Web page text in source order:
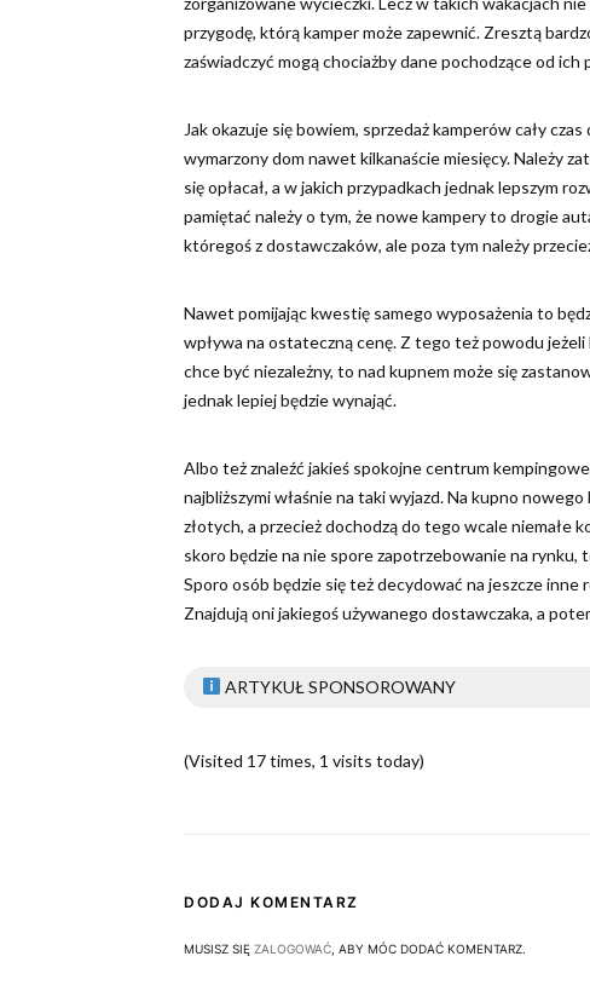
przygodę, którą kamper może zapewnić. Zresztą
zaświadczyć mogą chociażby dane pochodzące od
Jak okazuje się bowiem, sprzedaż kamperów cały
wymarzony dom nawet kilkanaście miesięcy. Należy
się opłacał, a w jakich przypadkach jednak lepszym
pamiętać należy o tym, że nowe kampery to drogie
któregoś z dostawczaków, ale poza tym należy
Nawet pomijając kwestię samego wyposażenia to
wpływa na ostateczną cenę. Z tego też powodu
chce być niezależny, to nad kupnem może się
jednak lepiej będzie wynająć.
Albo też znaleźć jakieś spokojne centrum
najbliższymi właśnie na taki wyjazd. Na kupno
złotych, a przecież dochodzą do tego wcale niemałe
skoro będzie na nie spore zapotrzebowanie na rynku,
Sporo osób będzie się też decydować na jeszcze inne
Znajdują oni jakiegoś używanego dostawczaka, a
ARTYKUŁ SPONSOROWANY
(Visited 17 times, 1 visits today)
DODAJ KOMENTARZ
MUSISZ SIĘ ZALOGOWAĆ , ABY MÓC DODAĆ KOMENTARZ.